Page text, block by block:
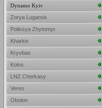
Dynamo Kyiv
Zorya Lugansk
Polissya Zhytomyr
Kharkiv
Kryvbas
Kolos
LNZ Cherkasy
Veres
Obolon